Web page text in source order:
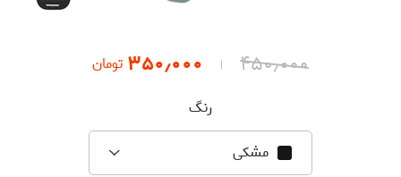
۴۵۰٫۰۰۰ ۳۵۰٫۰۰۰ تومان
رنگ
مشکی